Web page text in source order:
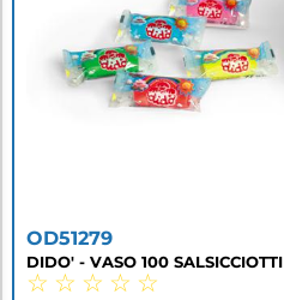
OD51279
DIDO' - VASO 100 SALSICCIOTTI
☆ ☆ ☆ ☆ ☆